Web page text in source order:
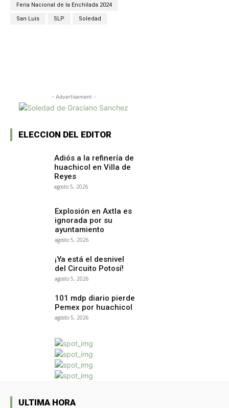
Feria Nacional de la Enchilada 2024
San Luis SLP Soledad
- Advertisement -
ELECCION DEL EDITOR
Adiós a la refinería de
huachicol en Villa de
Reyes
agosto 5, 2026
Explosión en Axtla es
ignorada por su
ayuntamiento
agosto 5, 2026
¡Ya está el desnivel
del Circuito Potosí!
agosto 5, 2026
101 mdp diario pierde
Pemex por huachicol
agosto 5, 2026
ULTIMA HORA